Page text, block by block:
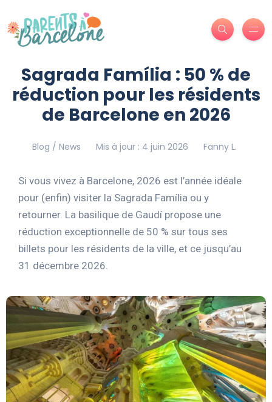
Sagrada Família : 50 % de
réduction pour les résidents
de Barcelone en 2026
Blog / News Mis à jour : 4 juin 2026 Fanny L.
Si vous vivez à Barcelone, 2026 est l’année idéale
pour (enfin) visiter la Sagrada Família ou y
retourner. La basilique de Gaudí propose une
réduction exceptionnelle de 50 % sur tous ses
billets pour les résidents de la ville, et ce jusqu’au
31 décembre 2026.